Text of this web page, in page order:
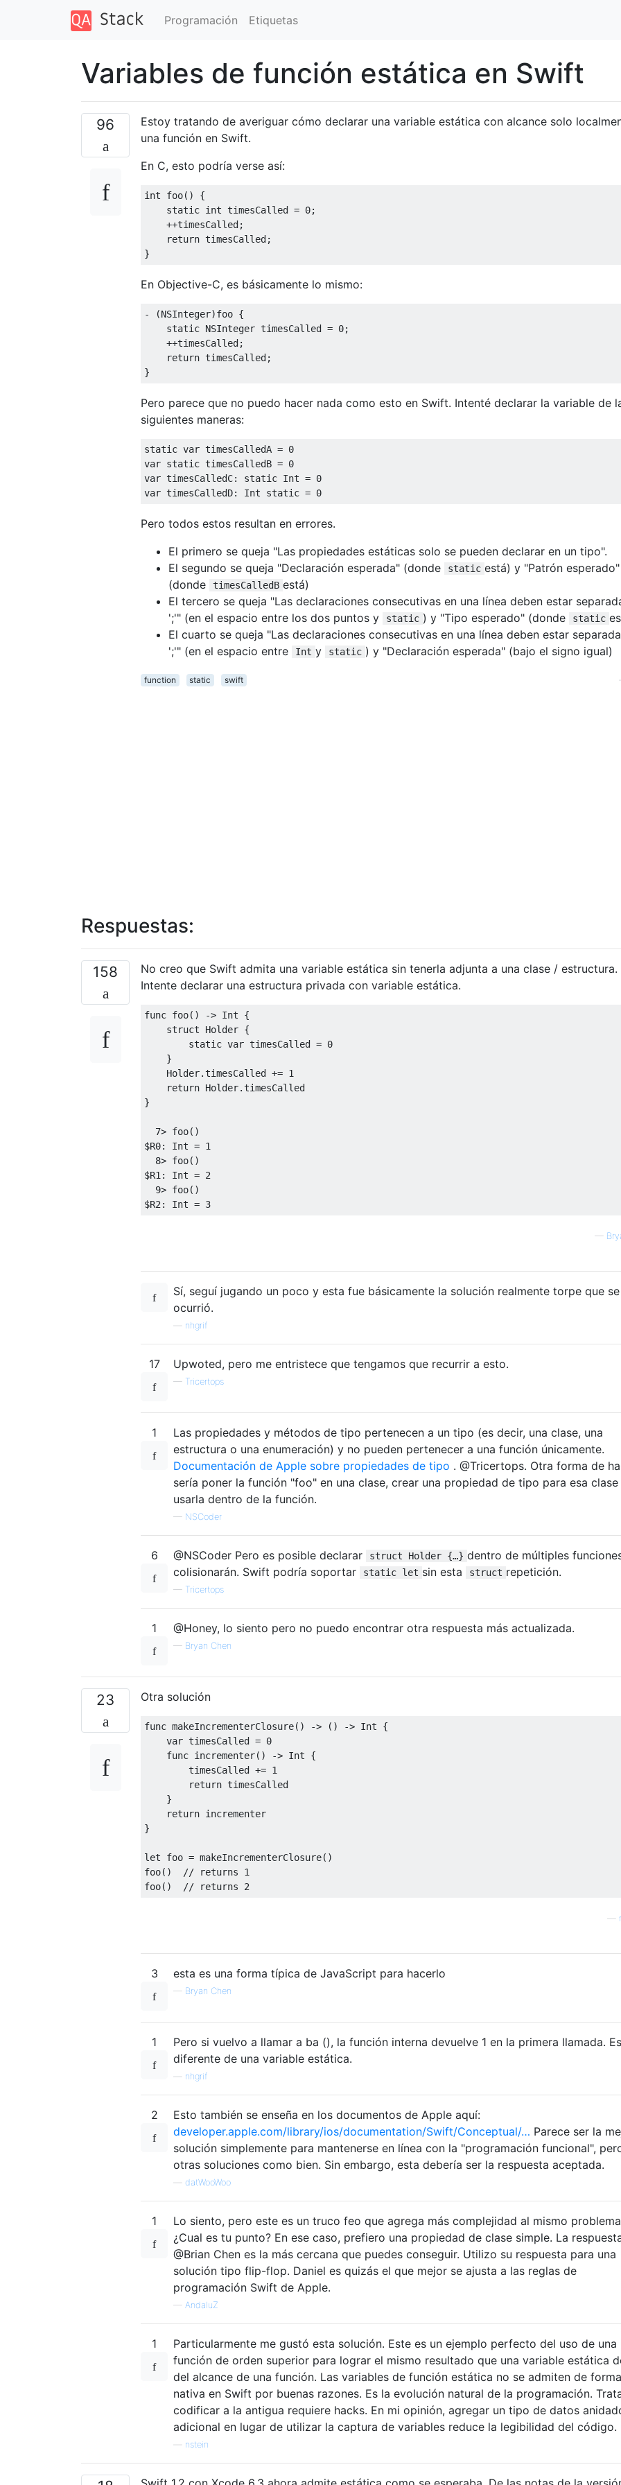
Programación Etiquetas
Variables de función estática en Swift
96
Estoy tratando de averiguar cómo declarar una variable estática con alcance solo
una función en Swift.
En C, esto podría verse así:
int foo()
{
static int timesCalled = 0;
++timesCalled;
return timesCalled;
}
En Objective-C, es básicamente lo mismo:
- (NSInteger)foo {
static NSInteger timesCalled = 0;
++timesCalled;
return timesCalled;
}
Pero parece que no puedo hacer nada como esto en Swift. Intenté declarar la variable de
siguientes maneras:
static var timesCalledA = 0
var static timesCalledB = 0
var timesCalledC: static Int = 0
var timesCalledD: Int static = 0
Pero todos estos resultan en errores.
El primero se queja "Las propiedades estáticas solo se pueden declarar en un tipo".
El segundo se queja "Declaración esperada" (donde
static está) y "Patrón esperado"
(donde
timesCalledB está)
El tercero se queja "Las declaraciones consecutivas en una línea deben estar
';'" (en el espacio entre los dos puntos y
static ) y "Tipo esperado" (donde static
El cuarto se queja "Las declaraciones consecutivas en una línea deben estar
';'" (en el espacio entre
Int y static ) y "Declaración esperada" (bajo el signo igual)
function static swift
Respuestas:
158
No creo que Swift admita una variable estática sin tenerla adjunta a una clase / estructura.
Intente declarar una estructura privada con variable estática.
func foo() -> Int
{
struct
Holder {
static var timesCalled = 0
}
Holder.timesCalled += 1
return Holder.
}
7> foo()
$R0: Int = 1
8> foo()
$R1 : Int = 2
9> foo()
$R2 : Int = 3
—
Sí, seguí jugando un poco y esta fue básicamente la solución realmente torpe que
ocurrió.
nhgrif
17 Upwoted, pero me entristece que tengamos que recurrir a esto.
— Tricertops
1
Las propiedades y métodos de tipo pertenecen a un tipo (es decir, una clase, una
estructura o una enumeración) y no pueden pertenecer a una función únicamente.
Documentación de Apple sobre propiedades de tipo . @Tricertops. Otra forma de
sería poner la función "foo" en una clase, crear una propiedad de tipo para esa
usarla dentro de la función.
— NSCoder
6 @NSCoder Pero es posible declarar struct Holder {…} dentro de múltiples
colisionarán. Swift podría soportar
static let sin esta struct repetición.
— Tricertops
1 @Honey, lo siento pero no puedo encontrar otra respuesta más actualizada.
— Bryan Chen
23 Otra solución
func makeIncrementerClosure() -> () -> Int
{
var timesCalled = 0
func incrementer() -> Int
{
        timesCalled
+= 1
return timesCalled
}
return
}
let foo = makeIncrementerClosure()
foo()
foo() // returns 2
3 esta es una forma típica de JavaScript para hacerlo
— Bryan Chen
1
Pero si vuelvo a llamar a ba (), la función interna devuelve 1 en la primera llamada.
diferente de una variable estática.
nhgrif
2
Esto también se enseña en los documentos de Apple aquí:
developer.apple.com/library/ios/documentation/Swift/Conceptual/… Parece ser la
solución simplemente para mantenerse en línea con la "programación funcional",
otras soluciones como bien. Sin embargo, esta debería ser la respuesta aceptada.
datWooWoo
1
Lo siento, pero este es un truco feo que agrega más complejidad al mismo
¿Cual es tu punto? En ese caso, prefiero una propiedad de clase simple. La
@Brian Chen es la más cercana que puedes conseguir. Utilizo su respuesta para una
solución tipo flip-flop. Daniel es quizás el que mejor se ajusta a las reglas de
programación Swift de Apple.
— AndaluZ
1
Particularmente me gustó esta solución. Este es un ejemplo perfecto del uso de una
función de orden superior para lograr el mismo resultado que una variable estática
del alcance de una función. Las variables de función estática no se admiten de forma
nativa en Swift por buenas razones. Es la evolución natural de la programación.
codificar a la antigua requiere hacks. En mi opinión, agregar un tipo de datos
adicional en lugar de utilizar la captura de variables reduce la legibilidad del código.
nstein